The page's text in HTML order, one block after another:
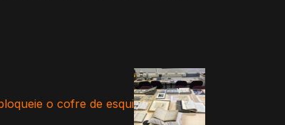
o cofre de esqui